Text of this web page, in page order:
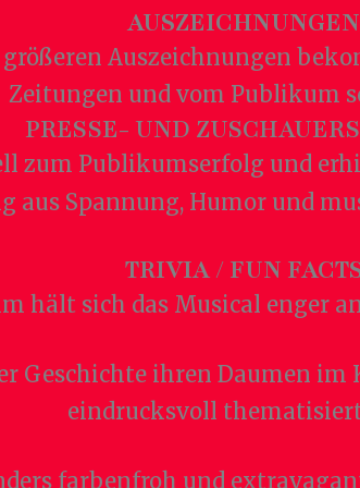
AUSZEICHNUNGEN
Auszeichnungen
Zeitungen und vom Publikum
PRESSE- UND
zum Publikumserfolg und
aus Spannung, Humor und
TRIVIA / FUN
hält sich das Musical enger
Geschichte ihren Daumen im
eindrucksvoll
farbenfroh und